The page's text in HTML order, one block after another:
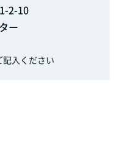
2-10
ー
入ください